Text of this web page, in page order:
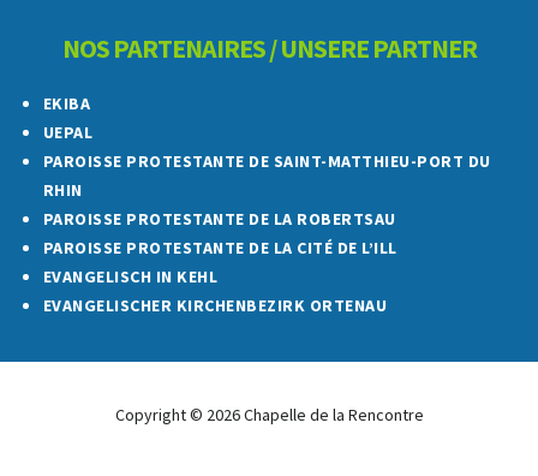
NOS PARTENAIRES / UNSERE PARTNER
EKIBA
UEPAL
PAROISSE PROTESTANTE DE SAINT-MATTHIEU-PORT DU
RHIN
PAROISSE PROTESTANTE DE LA ROBERTSAU
PAROISSE PROTESTANTE DE LA CITÉ DE L’ILL
EVANGELISCH IN KEHL
EVANGELISCHER KIRCHENBEZIRK ORTENAU
Copyright © 2026 Chapelle de la Rencontre